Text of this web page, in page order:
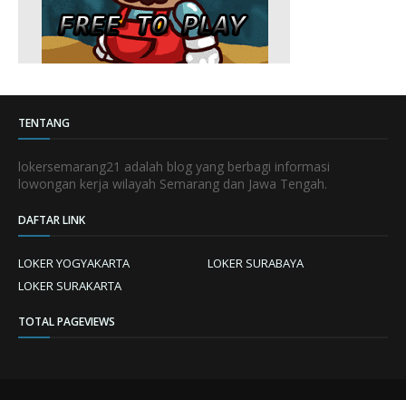
TENTANG
lokersemarang21 adalah blog yang berbagi informasi
lowongan kerja wilayah Semarang dan Jawa Tengah.
DAFTAR LINK
LOKER YOGYAKARTA
LOKER SURABAYA
LOKER SURAKARTA
TOTAL PAGEVIEWS